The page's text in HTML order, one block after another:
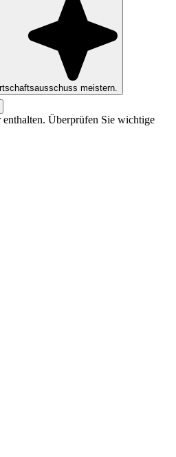
meistern.
Überprüfen Sie wichtige